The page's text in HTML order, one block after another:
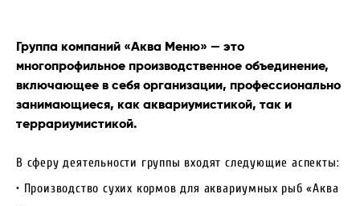
Группа компаний «Аква Меню» — это
многопрофильное производственное объединение,
включающее в себя организации, профессионально
занимающиеся, как аквариумистикой, так и
террариумистикой.
В сферу деятельности группы входят следующие аспекты:
• Производство сухих кормов для аквариумных рыб «Аква